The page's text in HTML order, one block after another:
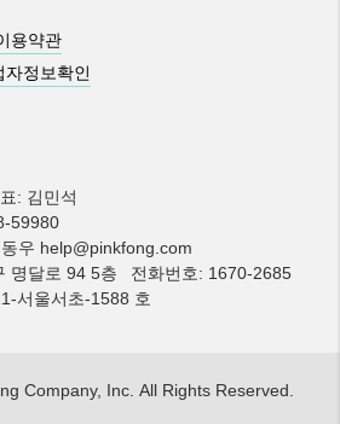
용약관
자정보확인
: 김민석
59980
우 help@pinkfong.com
명달로 94 5층
전화번호: 1670-2685
서울서초-1588 호
Company, Inc. All Rights Reserved.